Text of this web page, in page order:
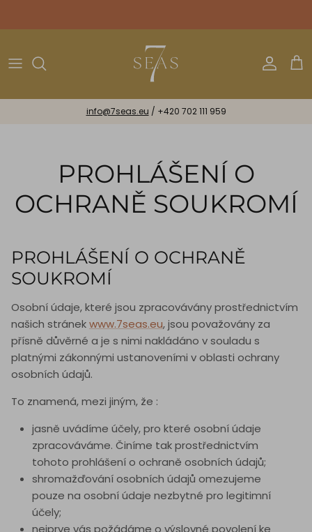
Bikiny
Náramky & Stužky
Astrologické
Všechny Dárky
Maxi
Spiritual
info@7seas.eu / +420 702 111 959
PROHLÁŠENÍ O
OCHRANĚ SOUKROMÍ
PROHLÁŠENÍ O OCHRANĚ
SOUKROMÍ
Osobní údaje, které jsou zpracovávány prostřednictvím
našich stránekwww.7seas.eu, jsou považovány za
přísně důvěrné a je s nimi nakládáno v souladu s
platnými zákonnými ustanoveními v oblasti ochrany
osobních údajů.
To znamená, mezi jiným, že :
jasně uvádíme účely, pro které osobní údaje
zpracováváme. Činíme tak prostřednictvím
tohoto prohlášení o ochraně osobních údajů;
shromažďování osobních údajů omezujeme
pouze na osobní údaje nezbytné pro legitimní
účely;
nejprve vás požádáme o výslovné povolení ke